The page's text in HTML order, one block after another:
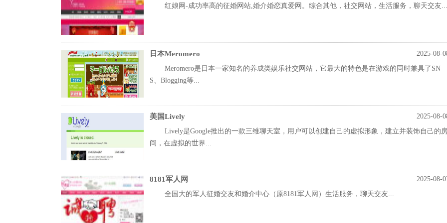
红娘网-成功率高的征婚网站,婚介婚恋真爱网。综合其他，社交网站，生活服务，聊天交友...
日本Meromero
2025-08-
Meromero是日本一家知名的养成类娱乐社交网站，它最大的特色是在游戏的同时兼具了SN
S、Blogging等...
美国Lively
2025-08-
Lively是Google推出的一款三维聊天室，用户可以创建自己的虚拟形象，建立并装饰自己的
间，在虚拟的世界...
8181军人网
2025-08-
全国大的军人征婚交友和婚介中心（原8181军人网）生活服务，聊天交友...